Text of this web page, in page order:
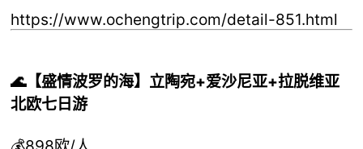
https://www.ochengtrip.com/detail-851.html
🌊【盛情波罗的海】立陶宛+爱沙尼亚+拉脱维亚
北欧七日游